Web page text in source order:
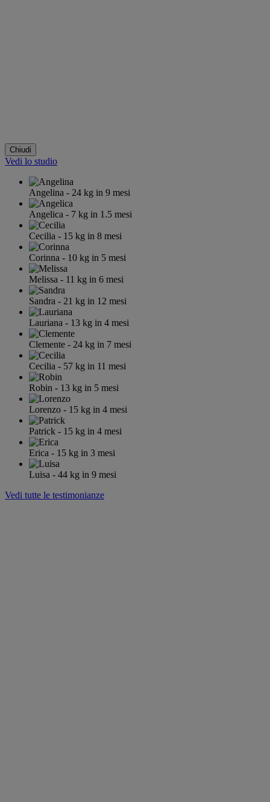
Chiudi
Vedi lo studio
Angelina - 24 kg in 9 mesi
Angelica - 7 kg in 1.5 mesi
Cecilia - 15 kg in 8 mesi
Corinna - 10 kg in 5 mesi
Melissa - 11 kg in 6 mesi
Sandra - 21 kg in 12 mesi
Lauriana - 13 kg in 4 mesi
Clemente - 24 kg in 7 mesi
Cecilia - 57 kg in 11 mesi
Robin - 13 kg in 5 mesi
Lorenzo - 15 kg in 4 mesi
Patrick - 15 kg in 4 mesi
Erica - 15 kg in 3 mesi
Luisa - 44 kg in 9 mesi
Vedi tutte le testimonianze